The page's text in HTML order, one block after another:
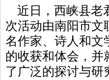
近日，西峡县老
次活动由南阳市文
名作家、诗人和文
的收获和体会，并
了广泛的探讨与研